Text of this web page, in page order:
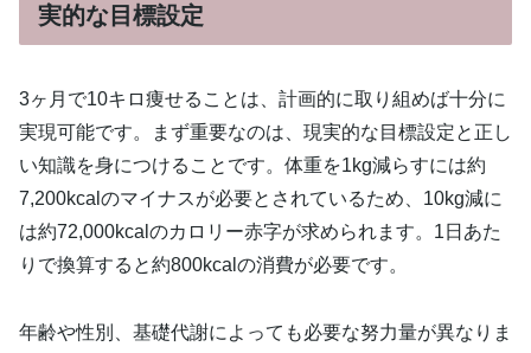
実的な目標設定
3ヶ月で10キロ痩せることは、計画的に取り組めば十分に
実現可能です。まず重要なのは、現実的な目標設定と正し
い知識を身につけることです。体重を1kg減らすには約
7,200kcalのマイナスが必要とされているため、10kg減に
は約72,000kcalのカロリー赤字が求められます。1日あた
りで換算すると約800kcalの消費が必要です。
年齢や性別、基礎代謝によっても必要な努力量が異なりま